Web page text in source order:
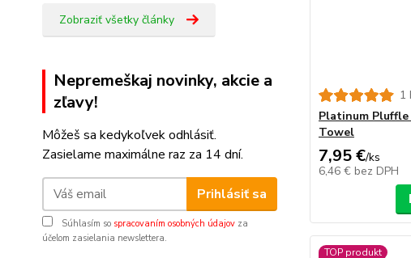
Zobraziť všetky články
Nepremeškaj novinky, akcie a
zľavy!
Môžeš sa kedykoľvek odhlásiť.
Zasielame maximálne raz za 14 dní.
Prihlásiť sa
Súhlasím so spracovaním osobných údajov za
účelom zasielania newslettera.
1
Platinum
Towel
7,95 €/ks
6,46 € bez DPH
TOP produkt